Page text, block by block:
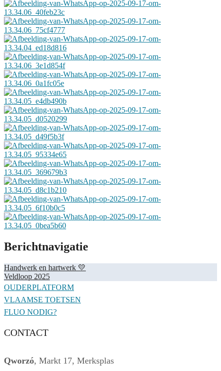
Berichtnavigatie
Handwerk en hartwerk 💛
Veldloop 2025
OUDERPLATFORM
VLAAMSE TOETSEN
FLUO NODIG?
CONTACT
Qworzó, Markt 17, Merksplas